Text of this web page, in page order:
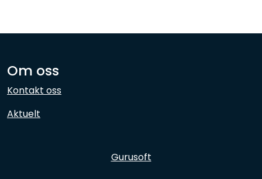
Om oss
Kontakt oss
Aktuelt
Gurusoft